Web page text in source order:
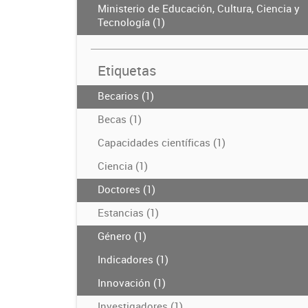
Ministerio de Educación, Cultura, Ciencia y
Tecnología (1)
Etiquetas
Becarios (1)
Becas (1)
Capacidades científicas (1)
Ciencia (1)
Doctores (1)
Estancias (1)
Género (1)
Indicadores (1)
Innovación (1)